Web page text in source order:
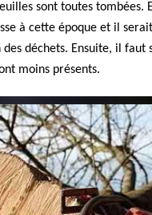
sont toutes tombées.
à cette époque et il
déchets. Ensuite, il faut
moins présents.